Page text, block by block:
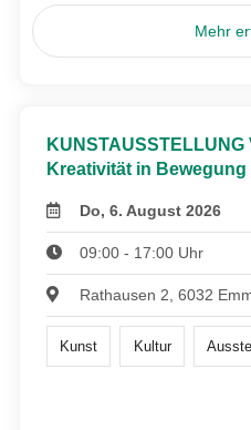
Mehr
KUNSTAUSSTELLUNG
Kreativität in Bewegung
Do, 6. August 2026
09:00 - 17:00 Uhr
Rathausen 2, 6032
Kunst Kultur